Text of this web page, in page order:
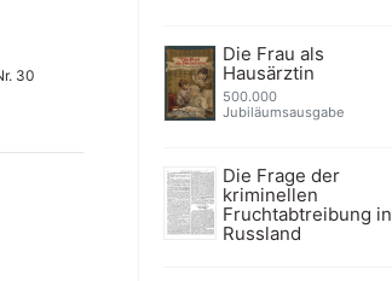
30
Die Frau als
Hausärztin
500.000
Jubiläumsausgabe
Die Frage der
kriminellen
Fruchtabtreibung in
Russland